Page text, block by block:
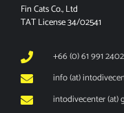
Fin Cats Co., Ltd
TAT License 34/02541
+66 (0) 61 991 2402
info (at)
intodivecenter (at)